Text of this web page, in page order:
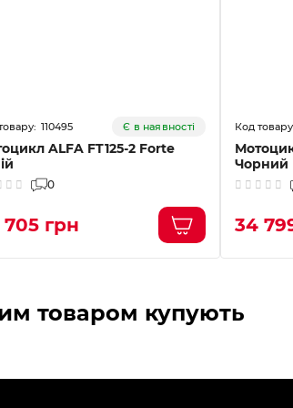
110495 Є в наявності
ALFA FT125-2 Forte
0
грн
Чорний
34